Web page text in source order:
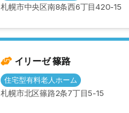
札幌市中央区南8条西6丁目420-15
イリーゼ 篠路
住宅型有料老人ホーム
札幌市北区篠路2条7丁目5-15